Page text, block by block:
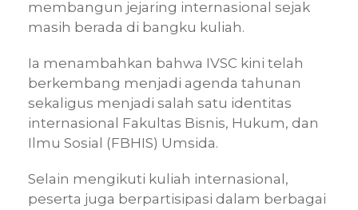
membangun jejaring internasional sejak
masih berada di bangku kuliah.
Ia menambahkan bahwa IVSC kini telah
berkembang menjadi agenda tahunan
sekaligus menjadi salah satu identitas
internasional Fakultas Bisnis, Hukum, dan
Ilmu Sosial (FBHIS) Umsida.
Selain mengikuti kuliah internasional,
peserta juga berpartisipasi dalam berbagai